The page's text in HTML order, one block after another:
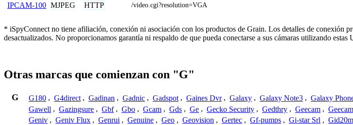
IPCAM-100 MJPEG HTTP /video.cgi?resolution=VGA
* iSpyConnect no tiene afiliación, conexión ni asociación con los productos de Grain. Los detalles de conexión
desactualizados. No proporcionamos garantía ni respaldo de que pueda conectarse a sus cámaras utilizando estas
Otras marcas que comienzan con "G"
G G180 , G4direct , Gadinan , Gadnic , Gadspot , Gaines Dvr , Galaxy , Galaxy Note3 , Galaxy
Gawell , Gazingsure , Gbf , Gbo , Gcam , Gds , Ge , Gecko Security , Gedthry , Geecam ,
Geniv , Geniv Flux , Genrui , Genuine , Geo , Geovision , Gertec , Gf-pumps , Gi-star Srl ,